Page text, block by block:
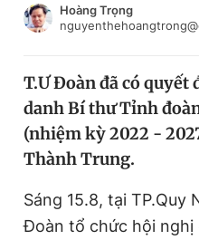
Chào ngày mới
Video
Tiện ích
Đăng xuất
Hoàng Trọng
T.Ư Đoàn đã có quyết
danh Bí thư Tỉnh
(nhiệm kỳ 2022 -
Thành Trung.
Sáng 15.8, tại
Đoàn tổ chức hội